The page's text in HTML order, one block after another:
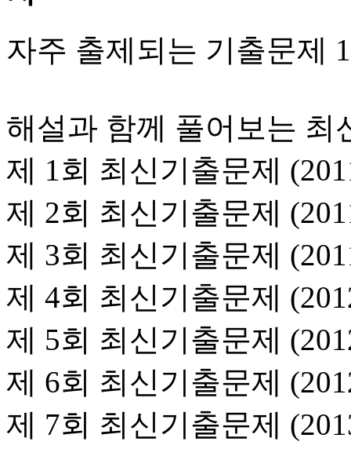
자주 출제되는 기출문제
해설과 함께 풀어보는 최
제 1회 최신기출문제
제 2회 최신기출문제
제 3회 최신기출문제
제 4회 최신기출문제
제 5회 최신기출문제
제 6회 최신기출문제
제 7회 최신기출문제